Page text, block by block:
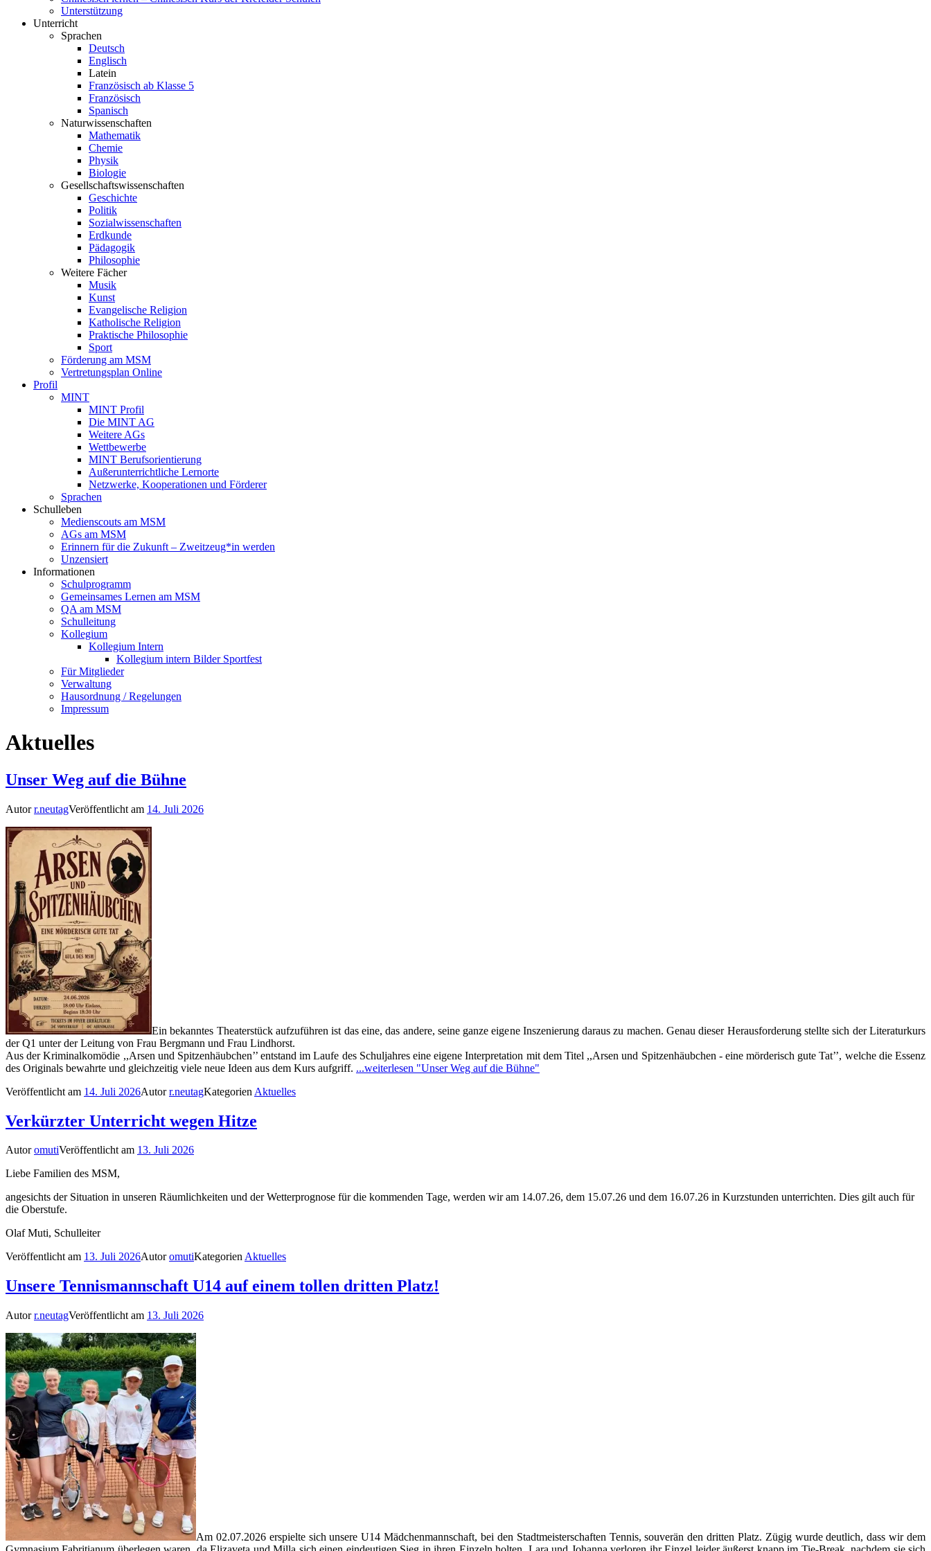
Unterstützung
Unterricht
Sprachen
Deutsch
Englisch
Latein
Französisch ab Klasse 5
Französisch
Spanisch
Naturwissenschaften
Mathematik
Chemie
Physik
Biologie
Gesellschaftswissenschaften
Geschichte
Politik
Sozialwissenschaften
Erdkunde
Pädagogik
Philosophie
Weitere Fächer
Musik
Kunst
Evangelische Religion
Katholische Religion
Praktische Philosophie
Sport
Förderung am MSM
Vertretungsplan Online
Profil
MINT
MINT Profil
Die MINT AG
Weitere AGs
Wettbewerbe
MINT Berufsorientierung
Außerunterrichtliche Lernorte
Netzwerke, Kooperationen und Förderer
Sprachen
Schulleben
Medienscouts am MSM
AGs am MSM
Erinnern für die Zukunft – Zweitzeug*in werden
Unzensiert
Informationen
Schulprogramm
Gemeinsames Lernen am MSM
QA am MSM
Schulleitung
Kollegium
Kollegium Intern
Kollegium intern Bilder Sportfest
Für Mitglieder
Verwaltung
Hausordnung / Regelungen
Impressum
Aktuelles
Unser Weg auf die Bühne
Autorr.neutagVeröffentlicht am 14. Juli 2026
Ein bekanntes Theaterstück aufzuführen ist das eine, das andere, seine ganze eigene Inszenierung daraus zu machen. Genau dieser Herausforderung stellte sich der Literaturkurs
der Q1 unter der Leitung von Frau Bergmann und Frau Lindhorst.
Aus der Kriminalkomödie ,,Arsen und Spitzenhäubchen’’ entstand im Laufe des Schuljahres eine eigene Interpretation mit dem Titel ,,Arsen und Spitzenhäubchen - eine mörderisch gute Tat’’, welche die Essenz
des Originals bewahrte und gleichzeitig viele neue Ideen aus dem Kurs aufgriff. ...weiterlesen "Unser Weg auf die Bühne"
Veröffentlicht am 14. Juli 2026Autorr.neutagKategorien Aktuelles
Verkürzter Unterricht wegen Hitze
AutoromutiVeröffentlicht am 13. Juli 2026
Liebe Familien des MSM,
angesichts der Situation in unseren Räumlichkeiten und der Wetterprognose für die kommenden Tage, werden wir am 14.07.26, dem 15.07.26 und dem 16.07.26 in Kurzstunden unterrichten. Dies gilt auch für
die Oberstufe.
Olaf Muti, Schulleiter
Veröffentlicht am 13. Juli 2026AutoromutiKategorienAktuelles
Unsere Tennismannschaft U14 auf einem tollen dritten Platz!
Autorr.neutagVeröffentlicht am 13. Juli 2026
Am 02.07.2026 erspielte sich unsere U14 Mädchenmannschaft, bei den Stadtmeisterschaften Tennis, souverän den dritten Platz. Zügig wurde deutlich, dass wir dem